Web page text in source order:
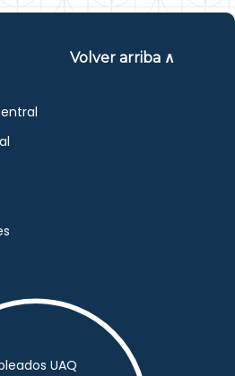
Volver arriba ∧
UAQ